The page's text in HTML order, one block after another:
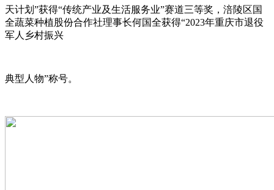
天计划”获得“传统产业及生活服务业”赛道三等奖，涪陵区国
全蔬菜种植股份合作社理事长何国全获得“2023年重庆市退役
军人乡村振兴
典型人物”称号。